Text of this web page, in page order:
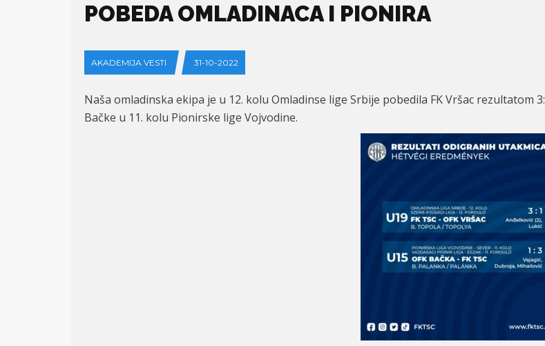
POBEDA OMLADINACA I PIONIRA
AKADEMIJA VESTI 31-10-2022
Naša omladinska ekipa je u 12. kolu Omladinse lige Srbije pobedila FK Vršac rezultatom 3:
Bačke u 11. kolu Pionirske lige Vojvodine.